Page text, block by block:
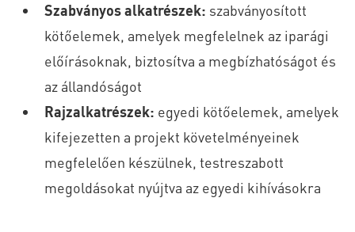
Szabványos alkatrészek: szabványosított
kötőelemek, amelyek megfelelnek az iparági
előírásoknak, biztosítva a megbízhatóságot és
az állandóságot
Rajzalkatrészek: egyedi kötőelemek, amelyek
kifejezetten a projekt követelményeinek
megfelelően készülnek, testreszabott
megoldásokat nyújtva az egyedi kihívásokra